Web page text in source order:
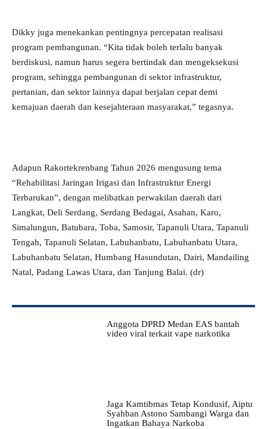
Dikky juga menekankan pentingnya percepatan realisasi
program pembangunan. “Kita tidak boleh terlalu banyak
berdiskusi, namun harus segera bertindak dan mengeksekusi
program, sehingga pembangunan di sektor infrastruktur,
pertanian, dan sektor lainnya dapat berjalan cepat demi
kemajuan daerah dan kesejahteraan masyarakat,” tegasnya.
Adapun Rakortekrenbang Tahun 2026 mengusung tema
“Rehabilitasi Jaringan Irigasi dan Infrastruktur Energi
Terbarukan”, dengan melibatkan perwakilan daerah dari
Langkat, Deli Serdang, Serdang Bedagai, Asahan, Karo,
Simalungun, Batubara, Toba, Samosir, Tapanuli Utara, Tapanuli
Tengah, Tapanuli Selatan, Labuhanbatu, Labuhanbatu Utara,
Labuhanbatu Selatan, Humbang Hasundutan, Dairi, Mandailing
Natal, Padang Lawas Utara, dan Tanjung Balai. (dr)
Anggota DPRD Medan EAS bantah
video viral terkait vape narkotika
Jaga Kamtibmas Tetap Kondusif, Aiptu
Syahban Astono Sambangi Warga dan
Ingatkan Bahaya Narkoba